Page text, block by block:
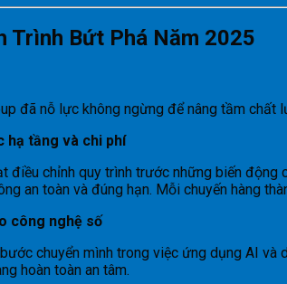
Trình Bứt Phá Năm 2025
đã nỗ lực không ngừng để nâng tầm chất
hạ tầng và chi phí
điều chỉnh quy trình trước những biến động
an toàn và đúng hạn. Mỗi chuyến hàng
công nghệ số
chuyển mình trong việc ứng dụng AI
hoàn toàn an tâm.